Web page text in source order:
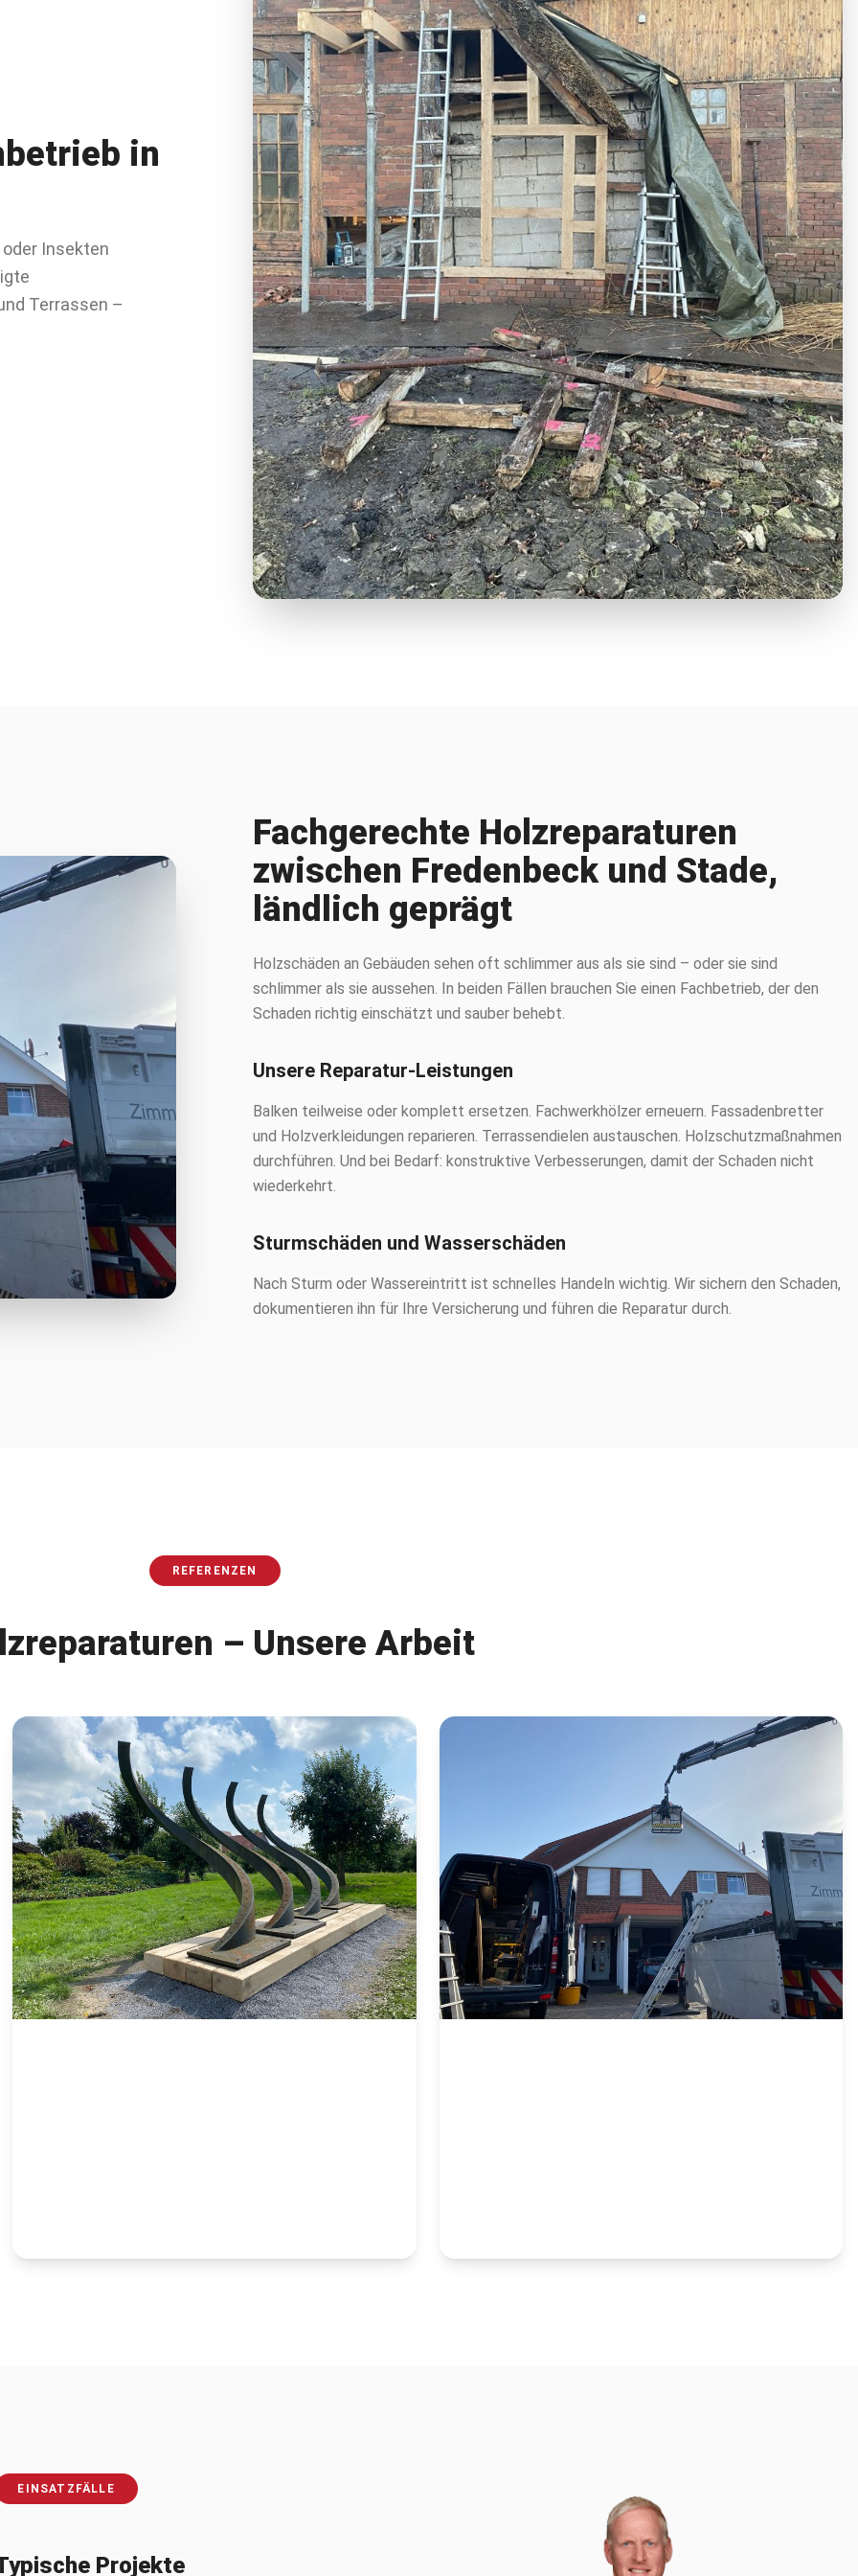
in
Insekten
Terrassen –
Fachgerechte Holzreparaturen
zwischen Fredenbeck und Stade,
ländlich geprägt
Holzschäden an Gebäuden sehen oft schlimmer aus als sie sind – oder sie sind
schlimmer als sie aussehen. In beiden Fällen brauchen Sie einen Fachbetrieb, der den
Schaden richtig einschätzt und sauber behebt.
Unsere Reparatur-Leistungen
Balken teilweise oder komplett ersetzen. Fachwerkhölzer erneuern. Fassadenbretter
und Holzverkleidungen reparieren. Terrassendielen austauschen. Holzschutzmaßnahmen
durchführen. Und bei Bedarf: konstruktive Verbesserungen, damit der Schaden nicht
wiederkehrt.
Sturmschäden und Wasserschäden
Nach Sturm oder Wassereintritt ist schnelles Handeln wichtig. Wir sichern den Schaden,
dokumentieren ihn für Ihre Versicherung und führen die Reparatur durch.
REFERENZEN
– Unsere Arbeit
EINSATZFÄLLE
Projekte